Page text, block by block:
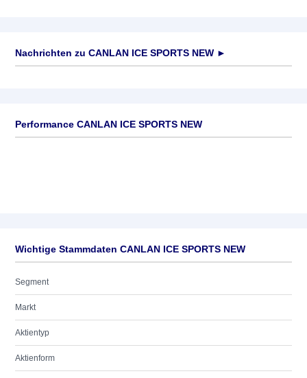
Nachrichten zu CANLAN ICE SPORTS NEW ►
Performance CANLAN ICE SPORTS NEW
Wichtige Stammdaten CANLAN ICE SPORTS NEW
Segment
Markt
Aktientyp
Aktienform